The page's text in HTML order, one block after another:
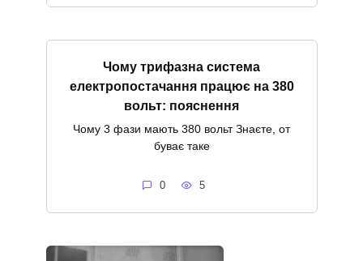
Чому трифазна система
електропостачання працює на 380
вольт: пояснення
Чому 3 фази мають 380 вольт Знаєте, от
буває таке
0 5